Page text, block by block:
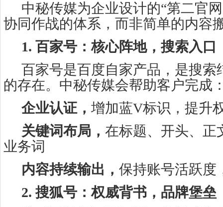
中秘传媒为企业设计的“第二官
协同作战的体系，而非简单的内容
1. 百家号：核心阵地，搜索入口
百家号是百度自家产品，是搜索
的存在。中秘传媒会帮助客户完成
企业认证， 增加蓝V标识，提升
关键词布局， 在标题、开头、正
业务词
内容持续输出， 保持账号活跃度
2. 搜狐号：权威背书，品牌堡垒